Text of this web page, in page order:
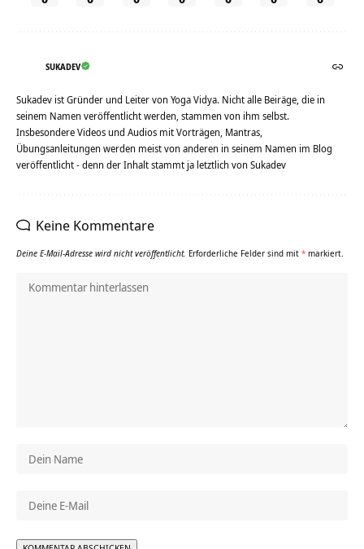
SUKADEV
Sukadev ist Gründer und Leiter von Yoga Vidya. Nicht alle Beiräge, die in
seinem Namen veröffentlicht werden, stammen von ihm selbst.
Insbesondere Videos und Audios mit Vorträgen, Mantras,
Übungsanleitungen werden meist von anderen in seinem Namen im Blog
veröffentlicht - denn der Inhalt stammt ja letztlich von Sukadev
Keine Kommentare
Deine E-Mail-Adresse wird nicht veröffentlicht. Erforderliche Felder sind mit * markiert.